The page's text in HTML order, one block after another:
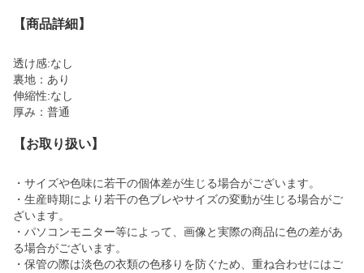
【商品詳細】
透け感:なし
裏地：あり
伸縮性:なし
厚み：普通
【お取り扱い】
・サイズや色味に若干の個体差が生じる場合がございます。
・生産時期により若干の色ブレやサイズの変動が生じる場合がご
ざいます。
・パソコンモニター等によって、画像と実際の商品に色の差があ
る場合がございます。
・保管の際は淡色の衣類の色移りを防ぐため、重ね合わせにはご